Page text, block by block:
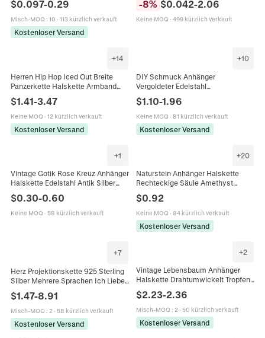
Schmuckherstellung Neuheit
$0.097-0.29
Misch-MOQ : 10 · 113 kürzlich verkauft
Kostenloser Versand
Schmuckherstellung Handwerk
Schlüsselanhänger Halskette
-8% $0.042-2.06
Keine MOQ · 499 kürzlich verkauft
+14
Herren Hip Hop Iced Out Breite
Panzerkette Halskette Armband
Eingelegt Legierung Schmuck
$1.41-3.47
Keine MOQ · 12 kürzlich verkauft
Kostenloser Versand
+10
DIY Schmuck Anhänger
Vergoldeter Edelstahl
Kreuz Krabbe Für Halsketten
Wasserdicht Hypoallergen
$1.10-1.96
Keine MOQ · 81 kürzlich verkauft
Kostenloser Versand
+1
Vintage Gotik Rose Kreuz Anhänger
Halskette Edelstahl Antik Silber
Schmuck Für Damen Herren Retro
Punk Stil Accessoire
$0.30-0.60
Keine MOQ · 58 kürzlich verkauft
+20
Naturstein Anhänger Halskette
Rechteckige Säule Amethyst
Rosenquarz Kristall Prisma
Gewebte Kordel Minimalistischer
Schmuck
$0.92
Keine MOQ · 84 kürzlich verkauft
Kostenloser Versand
+7
Herz Projektionskette 925 Sterling
Silber Mehrere Sprachen Ich Liebe
Schmuckschatulle Geschenk Für
Frauen
$1.47-8.91
Misch-MOQ : 2· 58 kürzlich verkauft
Kostenloser Versand
+2
Vintage Lebensbaum Anhänger
Halskette Drahtumwickelt Tropfen
Naturstein Amethyst Rosenquarz
Tigerauge Obsidian Schmuck Für
Damen
$2.23-2.36
Misch-MOQ : 2· 50 kürzlich verkauft
Kostenloser Versand